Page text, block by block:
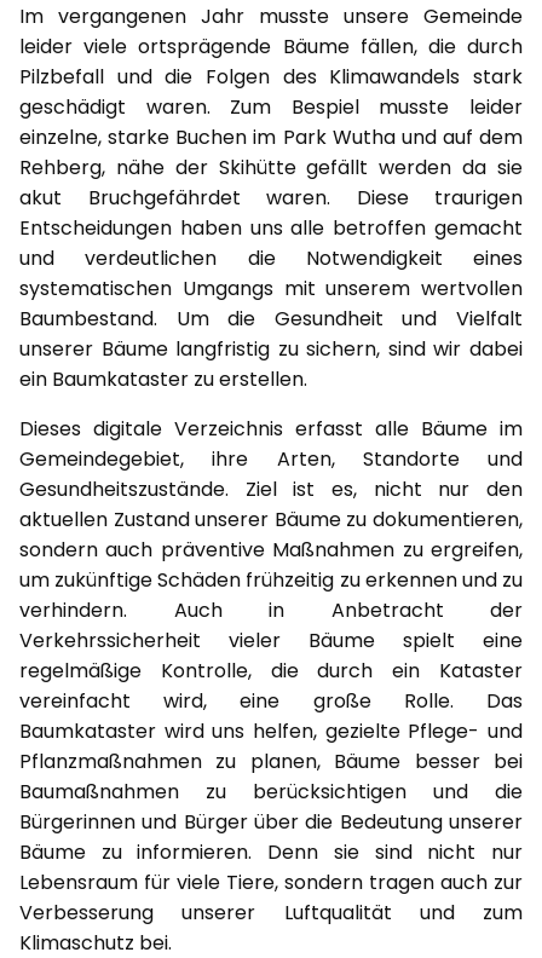
Im vergangenen Jahr musste unsere Gemeinde
leider viele ortsprägende Bäume fällen, die durch
Pilzbefall und die Folgen des Klimawandels stark
geschädigt waren. Zum Bespiel musste leider
einzelne, starke Buchen im Park Wutha und auf dem
Rehberg, nähe der Skihütte gefällt werden da sie
akut Bruchgefährdet waren. Diese traurigen
Entscheidungen haben uns alle betroffen gemacht
und verdeutlichen die Notwendigkeit eines
systematischen Umgangs mit unserem wertvollen
Baumbestand. Um die Gesundheit und Vielfalt
unserer Bäume langfristig zu sichern, sind wir dabei
ein Baumkataster zu erstellen.
Dieses digitale Verzeichnis erfasst alle Bäume im
Gemeindegebiet, ihre Arten, Standorte und
Gesundheitszustände. Ziel ist es, nicht nur den
aktuellen Zustand unserer Bäume zu dokumentieren,
sondern auch präventive Maßnahmen zu ergreifen,
um zukünftige Schäden frühzeitig zu erkennen und zu
verhindern. Auch in Anbetracht der
Verkehrssicherheit vieler Bäume spielt eine
regelmäßige Kontrolle, die durch ein Kataster
vereinfacht wird, eine große Rolle. Das
Baumkataster wird uns helfen, gezielte Pflege- und
Pflanzmaßnahmen zu planen, Bäume besser bei
Baumaßnahmen zu berücksichtigen und die
Bürgerinnen und Bürger über die Bedeutung unserer
Bäume zu informieren. Denn sie sind nicht nur
Lebensraum für viele Tiere, sondern tragen auch zur
Verbesserung unserer Luftqualität und zum
Klimaschutz bei.